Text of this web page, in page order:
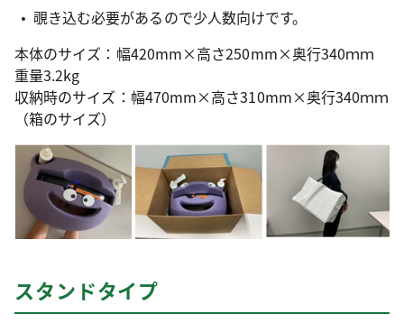
覗き込む必要があるので少人数向けです。
本体のサイズ：幅420mm×高さ250mm×奥行340ｍｍ
重量3.2kg
収納時のサイズ：幅470mm×高さ310mm×奥行340ｍｍ
（箱のサイズ）
スタンドタイプ